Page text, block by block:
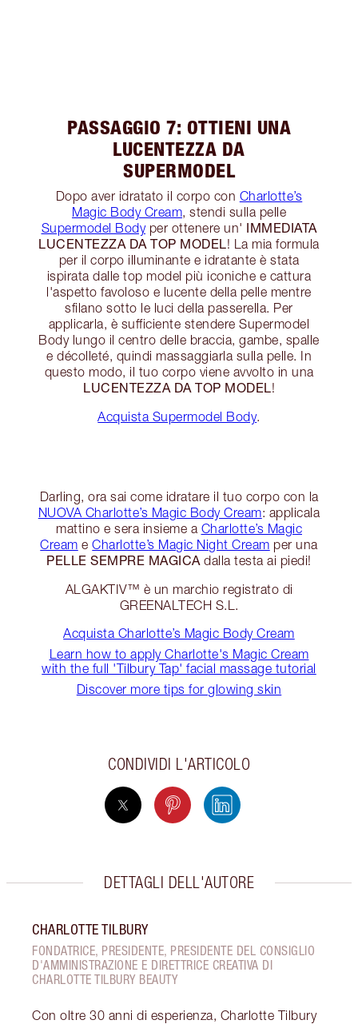
PASSAGGIO 7: OTTIENI UNA
LUCENTEZZA DA
SUPERMODEL
Dopo aver idratato il corpo con Charlotte’s
Magic Body Cream, stendi sulla pelle
Supermodel Bodyper ottenere un' IMMEDIATA
LUCENTEZZA DA TOP MODEL! La mia formula
per il corpo illuminante e idratante è stata
ispirata dalle top model più iconiche e cattura
l'aspetto favoloso e lucente della pelle mentre
sfilano sotto le luci della passerella. Per
applicarla, è sufficiente stendere Supermodel
Body lungo il centro delle braccia, gambe, spalle
e décolleté, quindi massaggiarla sulla pelle. In
questo modo, il tuo corpo viene avvolto in una
LUCENTEZZA DA TOP MODEL!
Acquista Supermodel Body.
Darling, ora sai come idratare il tuo corpo con la
NUOVA Charlotte’s Magic Body Cream: applicala
mattino e sera insieme a Charlotte’s Magic
Cream eCharlotte’s Magic Night Cream per una
PELLE SEMPRE MAGICA dalla testa ai piedi!
ALGAKTIV™ è un marchio registrato di
GREENALTECH S.L.
Acquista Charlotte’s Magic Body Cream
Learn how to apply Charlotte's Magic Cream
with the full 'Tilbury Tap' facial massage tutorial
Discover more tips for glowing skin
CONDIVIDI L'ARTICOLO
DETTAGLI DELL'AUTORE
CHARLOTTE TILBURY
FONDATRICE, PRESIDENTE, PRESIDENTE DEL CONSIGLIO
D'AMMINISTRAZIONE E DIRETTRICE CREATIVA DI
CHARLOTTE TILBURY BEAUTY
Con oltre 30 anni di esperienza, Charlotte Tilbury